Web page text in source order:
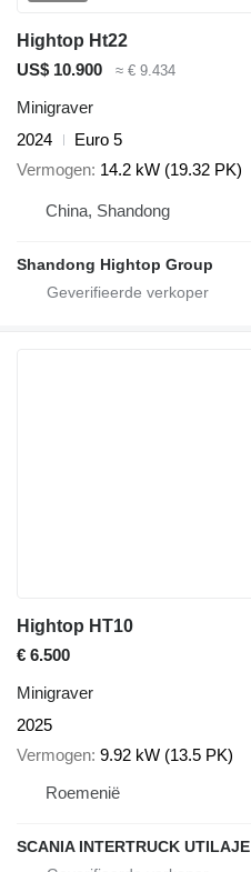
Hightop Ht22
US$ 10.900
≈ € 9.434
Minigraver
2024
Euro 5
Vermogen 14.2 kW (19.32 PK)
China, Shandong
Shandong Hightop Group
Hightop HT10
€ 6.500
Minigraver
2025
Vermogen 9.92 kW (13.5 PK)
Roemenië
SCANIA INTERTRUCK UTILAJE